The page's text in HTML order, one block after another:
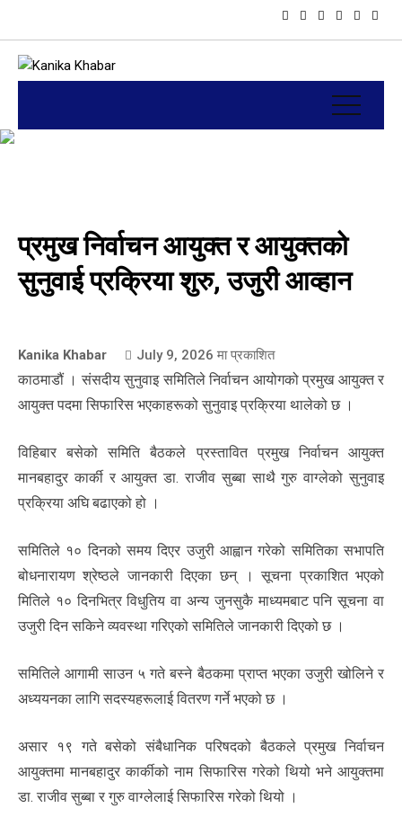
प्रमुख निर्वाचन आयुक्त र आयुक्तको
सुनुवाई प्रक्रिया शुरु, उजुरी आव्हान
Kanika Khabar July 9, 2026 मा प्रकाशित
काठमाडौं । संसदीय सुनुवाइ समितिले निर्वाचन आयोगको प्रमुख आयुक्त र
आयुक्त पदमा सिफारिस भएकाहरूको सुनुवाइ प्रक्रिया थालेको छ ।
विहिबार बसेको समिति बैठकले प्रस्तावित प्रमुख निर्वाचन आयुक्त
मानबहादुर कार्की र आयुक्त डा. राजीव सुब्बा साथै गुरु वाग्लेको सुनुवाइ
प्रक्रिया अघि बढाएको हो ।
समितिले १० दिनको समय दिएर उजुरी आह्वान गरेको समितिका सभापति
बोधनारायण श्रेष्ठले जानकारी दिएका छन् । सूचना प्रकाशित भएको
मितिले १० दिनभित्र विधुतिय वा अन्य जुनसुकै माध्यमबाट पनि सूचना वा
उजुरी दिन सकिने व्यवस्था गरिएको समितिले जानकारी दिएको छ ।
समितिले आगामी साउन ५ गते बस्ने बैठकमा प्राप्त भएका उजुरी खोलिने र
अध्ययनका लागि सदस्यहरूलाई वितरण गर्ने भएको छ ।
असार १९ गते बसेको संबैधानिक परिषदको बैठकले प्रमुख निर्वाचन
आयुक्तमा मानबहादुर कार्कीको नाम सिफारिस गरेको थियो भने आयुक्तमा
डा. राजीव सुब्बा र गुरु वाग्लेलाई सिफारिस गरेको थियो ।